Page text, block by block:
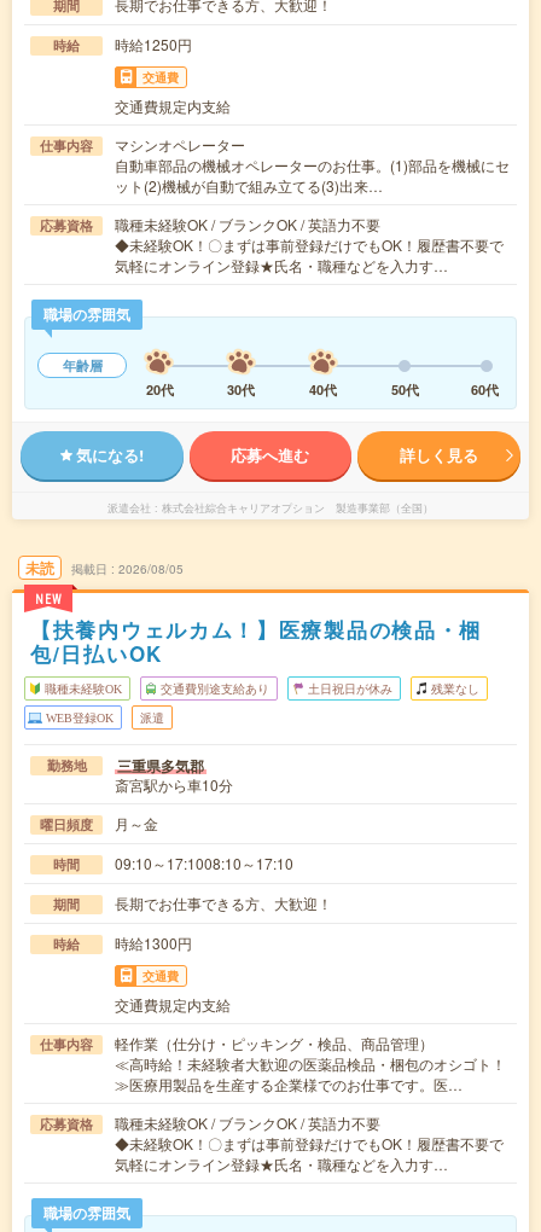
期間
時給 時給1250円
交通費
交通費規定内支給
仕事内容
マシンオペレーター
自動車部品の機械オペレーターのお仕事。(1)部品を機械にセ
ット(2)機械が自動で組み立てる(3)出来…
応募資格
職種未経験OK / ブランクOK / 英語力不要
◆未経験OK！〇まずは事前登録だけでもOK！履歴書不要で
気軽にオンライン登録★氏名・職種などを入力す…
職場の雰囲気
年齢層
20代
30代 40代 50代 60代
気になる! 応募へ進む 詳しく見る
派遣会社 株式会社綜合キャリアオプション 製造事業部（全国）
未読
NEW
掲載日 2026/08/05
【扶養内ウェルカム！】医療製品の検品・梱
包/日払いOK
職種未経験OK 交通費別途支給あり 土日祝日が休み 残業なし
WEB登録OK 派遣
勤務地 三重県多気郡
斎宮駅から車10分
曜日頻度 月～金
時間 09:10～17:1008:10～17:10
期間 長期でお仕事できる方、大歓迎！
時給 時給1300円
交通費
交通費規定内支給
仕事内容
軽作業（仕分け・ピッキング・検品、商品管理）
≪高時給！未経験者大歓迎の医薬品検品・梱包のオシゴト！
≫医療用製品を生産する企業様でのお仕事です。医…
応募資格
職種未経験OK / ブランクOK / 英語力不要
◆未経験OK！〇まずは事前登録だけでもOK！履歴書不要で
気軽にオンライン登録★氏名・職種などを入力す…
職場の雰囲気